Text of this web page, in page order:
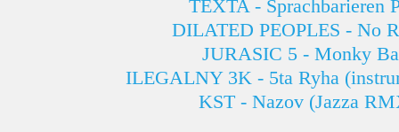
TEXTA - Sprachbarieren
DILATED PEOPLES - No
JURASIC 5 - Monky
ILEGALNY 3K - 5ta Ryha
KST - Nazov (Jazza